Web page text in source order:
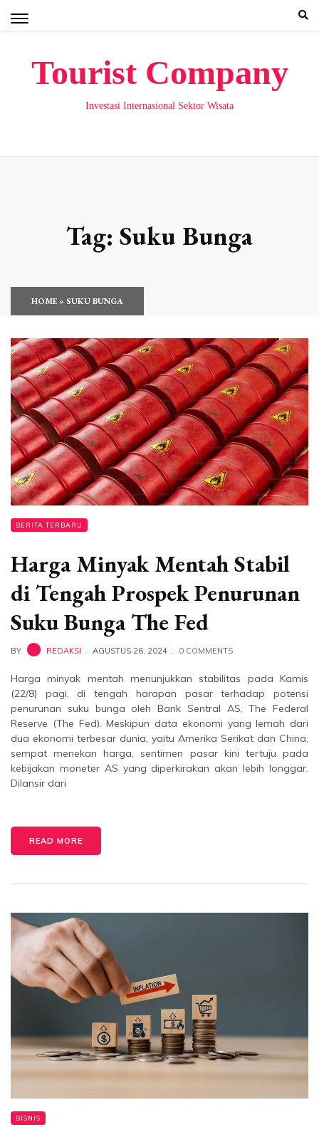
Tourist Company
Investasi Internasional Sektor Wisata
Tag: Suku Bunga
HOME»SUKU BUNGA
BERITA TERBARU
Harga Minyak Mentah Stabil
di Tengah Prospek Penurunan
Suku Bunga The Fed
BY REDAKSI AGUSTUS 26, 2024 0 COMMENTS
Harga minyak mentah menunjukkan stabilitas pada Kamis
(22/8) pagi, di tengah harapan pasar terhadap potensi
penurunan suku bunga oleh Bank Sentral AS, The Federal
Reserve (The Fed). Meskipun data ekonomi yang lemah dari
dua ekonomi terbesar dunia, yaitu Amerika Serikat dan China,
sempat menekan harga, sentimen pasar kini tertuju pada
kebijakan moneter AS yang diperkirakan akan lebih longgar.
Dilansir dari
READ MORE
BISNIS